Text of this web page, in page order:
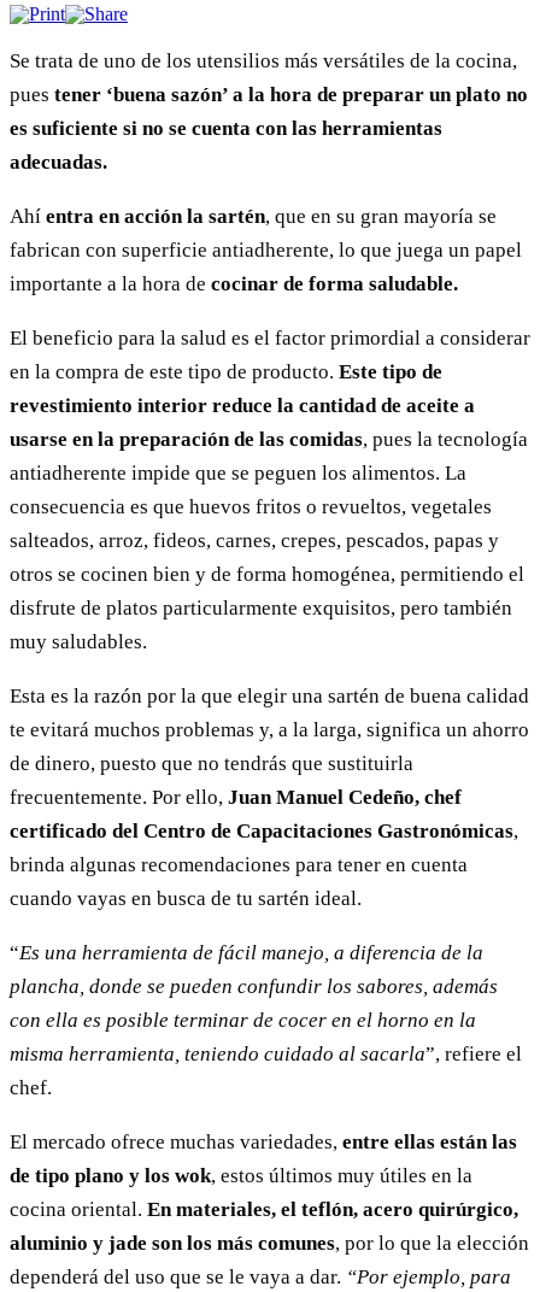
Se trata de uno de los utensilios más versátiles de la cocina,
pues tener ‘buena sazón’ a la hora de preparar un plato no
es suficiente si no se cuenta con las herramientas
adecuadas.
Ahí entra en acción la sartén, que en su gran mayoría se
fabrican con superficie antiadherente, lo que juega un papel
importante a la hora de cocinar de forma saludable.
El beneficio para la salud es el factor primordial a considerar
en la compra de este tipo de producto. Este tipo de
revestimiento interior reduce la cantidad de aceite a
usarse en la preparación de las comidas, pues la tecnología
antiadherente impide que se peguen los alimentos. La
consecuencia es que huevos fritos o revueltos, vegetales
salteados, arroz, fideos, carnes, crepes, pescados, papas y
otros se cocinen bien y de forma homogénea, permitiendo el
disfrute de platos particularmente exquisitos, pero también
muy saludables.
Esta es la razón por la que elegir una sartén de buena calidad
te evitará muchos problemas y, a la larga, significa un ahorro
de dinero, puesto que no tendrás que sustituirla
frecuentemente. Por ello, Juan Manuel Cedeño, chef
certificado del Centro de Capacitaciones Gastronómicas,
brinda algunas recomendaciones para tener en cuenta
cuando vayas en busca de tu sartén ideal.
“Es una herramienta de fácil manejo, a diferencia de la
plancha, donde se pueden confundir los sabores, además
con ella es posible terminar de cocer en el horno en la
misma herramienta, teniendo cuidado al sacarla”, refiere el
chef.
El mercado ofrece muchas variedades, entre ellas están las
de tipo plano y los wok, estos últimos muy útiles en la
cocina oriental. En materiales, el teflón, acero quirúrgico,
aluminio y jade son los más comunes, por lo que la elección
dependerá del uso que se le vaya a dar. “Por ejemplo, para